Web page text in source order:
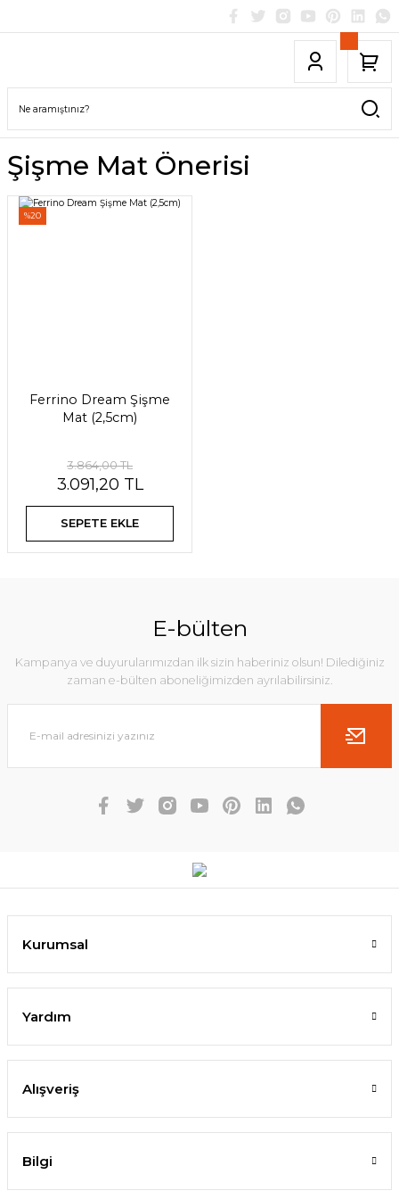
Şişme Mat Önerisi
%20
Ferrino Dream Şişme
Mat (2,5cm)
3.864,00 TL
3.091,20 TL
SEPETE EKLE
E-bülten
Kampanya ve duyurularımızdan ilk sizin haberiniz olsun! Dilediğiniz
zaman e-bülten aboneliğimizden ayrılabilirsiniz.
Kurumsal
Yardım
Alışveriş
Bilgi